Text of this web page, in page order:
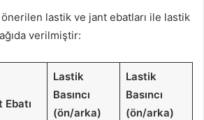
lastik ve jant ebatları ile lastik
verilmiştir:
Ebatı
Lastik
Basıncı
(ön/arka)
Lastik
Basıncı
(ön/arka)